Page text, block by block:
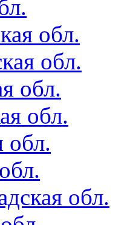
обл.
обл.
обл.
обл.
обл.
обл.